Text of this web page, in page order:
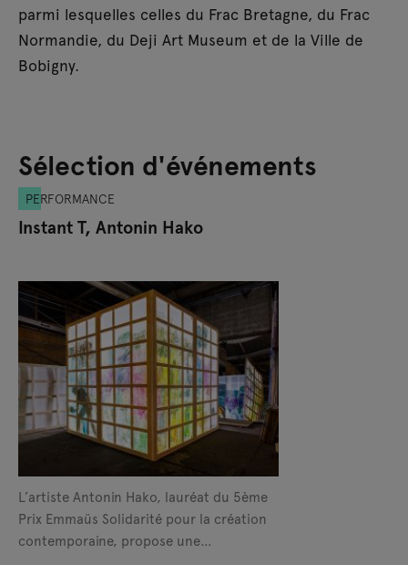
parmi lesquelles celles du Frac Bretagne, du Frac
Normandie, du Deji Art Museum et de la Ville de
Bobigny.
Sélection d'événements
PERFORMANCE
Instant T, Antonin Hako
L’artiste Antonin Hako, lauréat du 5ème
Prix Emmaüs Solidarité pour la création
contemporaine, propose une